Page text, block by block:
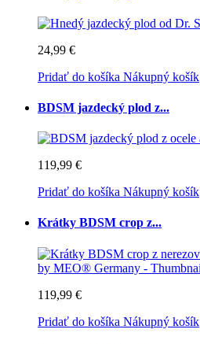
24,99 €
Pridať do košíka Nákupný košík
BDSM jazdecký plod z...
119,99 €
Pridať do košíka Nákupný košík
Krátky BDSM crop z...
119,99 €
Pridať do košíka Nákupný košík